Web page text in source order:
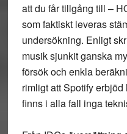
att du får tillgång till –
som faktiskt leveras
undersökning. Enligt
musik sjunkit ganska
försök och enkla
rimligt att Spotify
finns i alla fall inga